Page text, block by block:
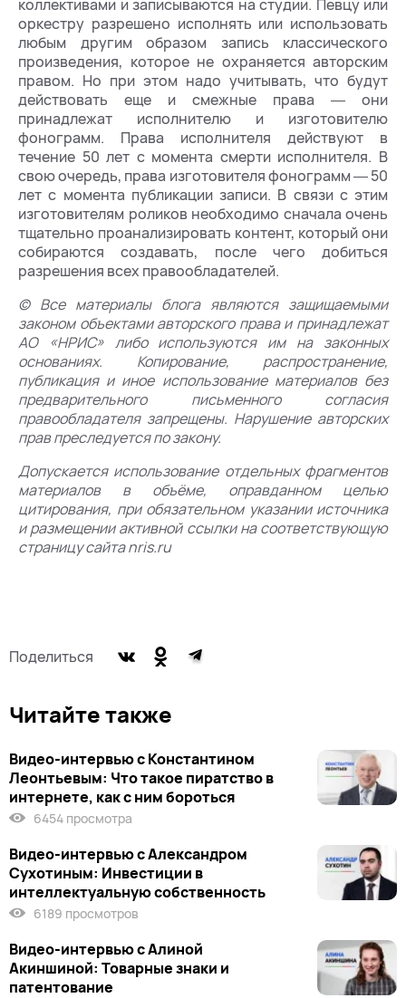
коллективами и записываются на студии. Певцу или
оркестру разрешено исполнять или использовать
любым другим образом запись классического
произведения, которое не охраняется авторским
правом. Но при этом надо учитывать, что будут
действовать еще и смежные права ― они
принадлежат исполнителю и изготовителю
фонограмм. Права исполнителя действуют в
течение 50 лет с момента смерти исполнителя. В
свою очередь, права изготовителя фонограмм ― 50
лет с момента публикации записи. В связи с этим
изготовителям роликов необходимо сначала очень
тщательно проанализировать контент, который они
собираются создавать, после чего добиться
разрешения всех правообладателей.
© Все материалы блога являются защищаемыми
законом объектами авторского права и принадлежат
АО «НРИС» либо используются им на законных
основаниях. Копирование, распространение,
публикация и иное использование материалов без
предварительного письменного согласия
правообладателя запрещены. Нарушение авторских
прав преследуется по закону.
Допускается использование отдельных фрагментов
материалов в объёме, оправданном целью
цитирования, при обязательном указании источника
и размещении активной ссылки на соответствующую
страницу сайта nris.ru
Поделиться
Читайте также
Видео-интервью с Константином
Леонтьевым: Что такое пиратство в
интернете, как с ним бороться
6454 просмотра
Видео-интервью с Александром
Сухотиным: Инвестиции в
интеллектуальную собственность
6189 просмотров
Видео-интервью с Алиной
Акиншиной: Товарные знаки и
патентование